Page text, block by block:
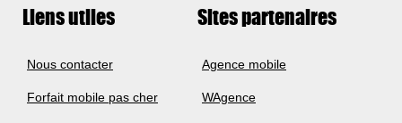
Liens utiles
Nous contacter
Forfait mobile pas cher
Sites partenaires
Agence mobile
WAgence